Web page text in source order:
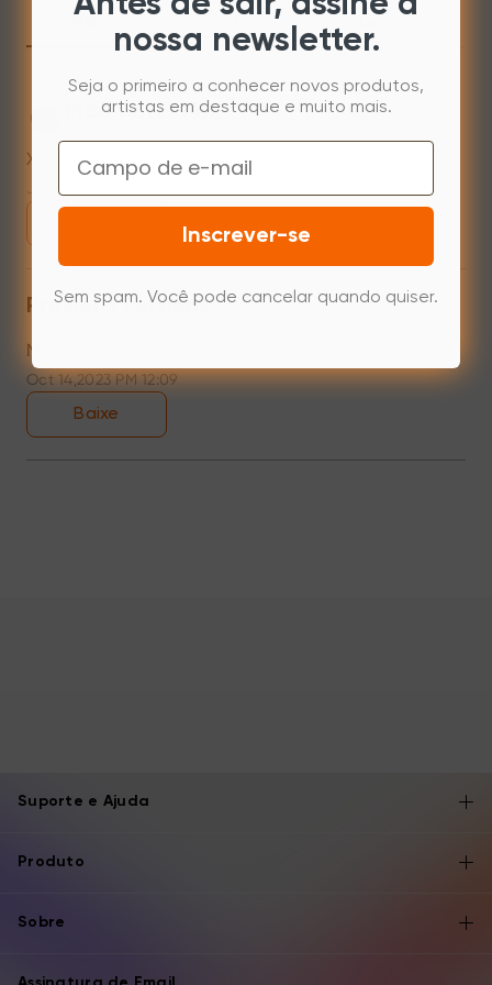
Mac 10.12~14.2
XPPenMac_3.4.14_240125
Jan 25,2024 PM 17:38
Previous versions
Mac10.10
Oct 14,2023 PM 12:09
Baixe
Suporte e Ajuda
Produto
Sobre
nossa newsletter.
Seja o primeiro a conhecer novos produtos,
artistas em destaque e muito mais.
Email
Inscrever-se
Sem spam. Você pode cancelar quando quiser.